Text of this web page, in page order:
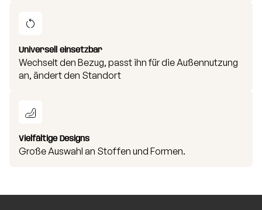
Universell einsetzbar
Wechselt den Bezug, passt ihn für die Außennutzung
an, ändert den Standort
Vielfältige Designs
Große Auswahl an Stoffen und Formen.